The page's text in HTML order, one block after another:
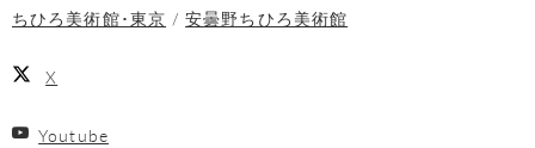
ちひろ美術館･東京
安曇野ちひろ美術館
X
Youtube